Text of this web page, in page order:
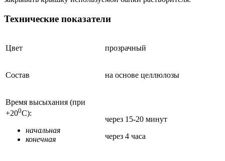
Технические показатели
Цвет прозрачный
Состав на основе целлюлозы
Время высыхания (при
+200С):
начальная
конечная
через 15-20 минут
через 4 часа